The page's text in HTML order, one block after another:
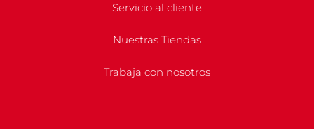
Servicio al cliente
Nuestras Tiendas
Trabaja con nosotros